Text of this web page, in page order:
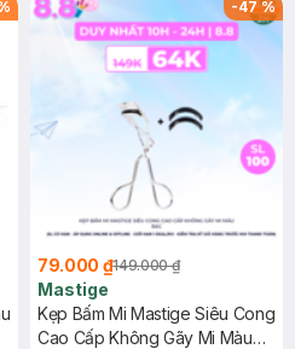
-47%
79.000 ₫149.000 ₫
Mastige
Kẹp Bấm Mi Mastige Siêu Cong
Cao Cấp Không Gãy Mi Màu